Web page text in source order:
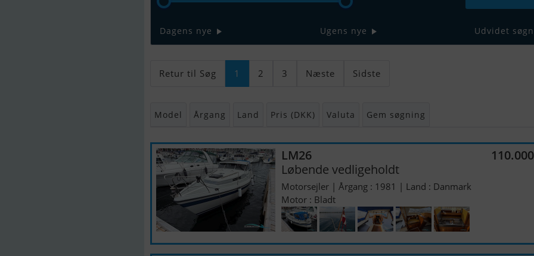
Dagens nye Ugens nye Udvidet
Retur til Søg 1 2 3 Næste Sidste
Model Årgang Land Pris (DKK) Valuta Gem søgning
LM26
Løbende vedligeholdt
Motorsejler | Årgang : 1981 | Land : Danmark
Motor : Bladt